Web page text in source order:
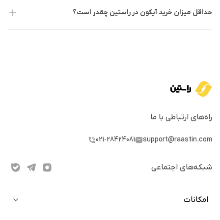
پلتفرم راستین به کاربران این امکان را می‌دهد که
آیکون را خریداری کرده و در اکوسیستم آن سرمایه‌گذاری
جمع‌بندی
تراکنش‌ها، وجه تضمین در پلتفرم‌های DeFi و انتقال
حداقل میزان خرید آیکون در راستین چقدر است؟
راه‌های ارتباطی با ما
support@raastin.com
021-28424081
شبکه‌های اجتماعی
امکانات